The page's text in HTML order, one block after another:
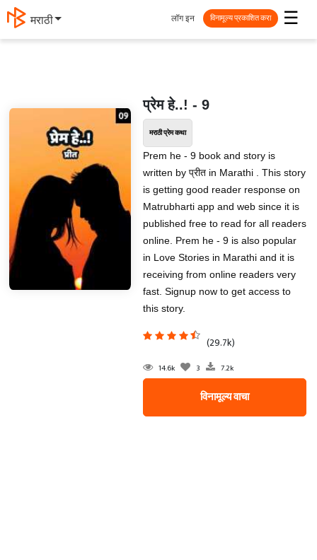
मराठी ☰
लॉग इन विनामूल्य प्रकाशित करा
प्रेम हे..! - 9
मराठी प्रेम कथा
Prem he - 9 book and story is
written by प्रीत in Marathi . This story
is getting good reader response on
Matrubharti app and web since it is
published free to read for all readers
online. Prem he - 9 is also popular
in Love Stories in Marathi and it is
receiving from online readers very
fast. Signup now to get access to
this story.
(29.7k)
14.6k 3 7.2k
विनामूल्य वाचा